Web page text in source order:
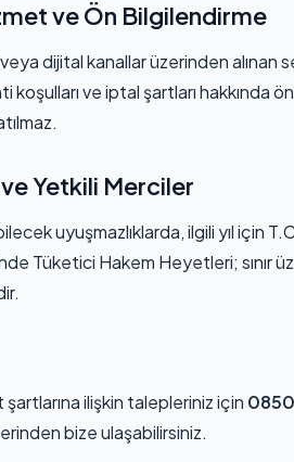
ve Ön Bilgilendirme
dijital kanallar üzerinden alınan
ve iptal şartları hakkında
Yetkili Merciler
uyuşmazlıklarda, ilgili yıl için
Tüketici Hakem Heyetleri; sınır
ilişkin talepleriniz için
bize ulaşabilirsiniz.